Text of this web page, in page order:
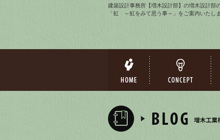
建築設計事務所【増木設計部】の増木設計部
「虹 ～虹をみて思う事～」をご案内いたし